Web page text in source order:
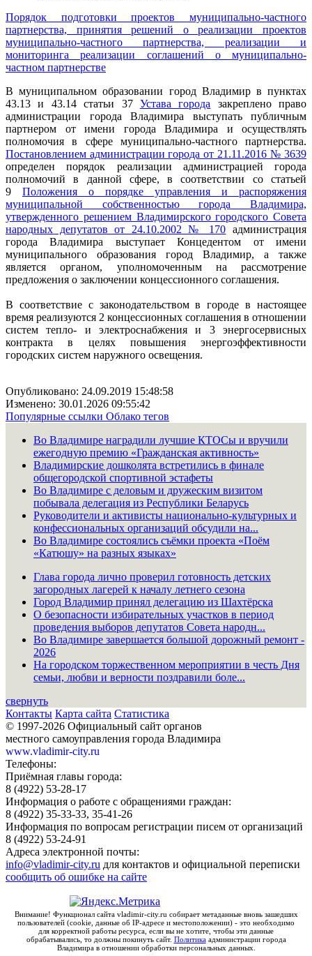
Порядок подготовки проектов муниципально-частного
партнерства, принятия решений о реализации проектов
муниципально-частного партнерства, реализации и
мониторинга реализации соглашений о муниципально-
частном партнерстве
В муниципальном образовании город Владимир в пунктах
43.13 и 43.14 статьи 37 Устава города закреплено право
администрации города Владимира выступать публичным
партнером от имени города Владимира и осуществлять
полномочия в сфере муниципально-частного партнерства.
Постановлением администрации города от 21.11.2016 № 3639
определен порядок реализации администрацией города
полномочий в данной сфере, в соответствии со статьей
9 Положения о порядке управления и распоряжения
муниципальной собственностью города Владимира,
утвержденного решением Владимирского городского Совета
народных депутатов от 24.10.2002 № 170 администрация
города Владимира выступает Концедентом от имени
муниципального образования город Владимир, а также
является органом, уполномоченным на рассмотрение
предложения о заключении концессионного соглашения.
В соответствие с законодательством в городе в настоящее
время реализуются 2 концессионных соглашения в отношении
систем тепло- и электроснабжения и 3 энергосервисных
контракта в целях повышения энергоэффективности
городских систем наружного освещения.
Опубликовано: 24.09.2019 15:48:58
Изменено: 30.01.2026 09:55:42
Популярные ссылки Облако тегов
Во Владимире наградили лучшие КТОСы и вручили
ежегодную премию «Гражданская активность»
Владимирские дошколята встретились в финале
общегородской спортивной эстафеты
Во Владимире с деловым и дружеским визитом
побывала делегация из Республики Беларусь
Руководители и активисты национально-культурных и
конфессиональных организаций обсудили на...
Во Владимире состоялись съёмки проекта «Поём
«Катюшу» на разных языках»
Глава города лично проверил готовность детских
загородных лагерей к началу летнего сезона
Город Владимир принял делегацию из Шахтёрска
О безопасности избирательных участков в период
проведения выборов депутатов Совета народн...
Во Владимире завершается большой дорожный ремонт -
2026
На городском торжественном мероприятии в честь Дня
семьи, любви и верности поздравили боле...
свернуть
Контакты Карта сайта Статистика
© 1997-2026 Официальный сайт органов
местного самоуправления города Владимира
www.vladimir-city.ru
Телефоны:
Приёмная главы города:
8 (4922) 53-28-17
Информация о работе с обращениями граждан:
8 (4922) 35-33-33, 35-41-26
Информация по вопросам регистрации писем от организаций
8 (4922) 53-24-91
Адреса электронной почты:
info@vladimir-city.ru для контактов и официальной переписки
сообщить об ошибке на сайте
Внимание! Функционал сайта vladimir-city.ru собирает метаданные вновь зашедших
пользователей (cookie, данные об IP-адресе и местоположении) - это необходимо
для корректной работы ресурса, если вы не хотите, чтобы эти данные
обрабатывались, то должны покинуть сайт. Политикаадминистрации города
Владимира в отношении обработки персональных данных.